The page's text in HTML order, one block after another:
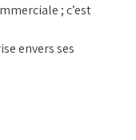
; c’est
envers ses